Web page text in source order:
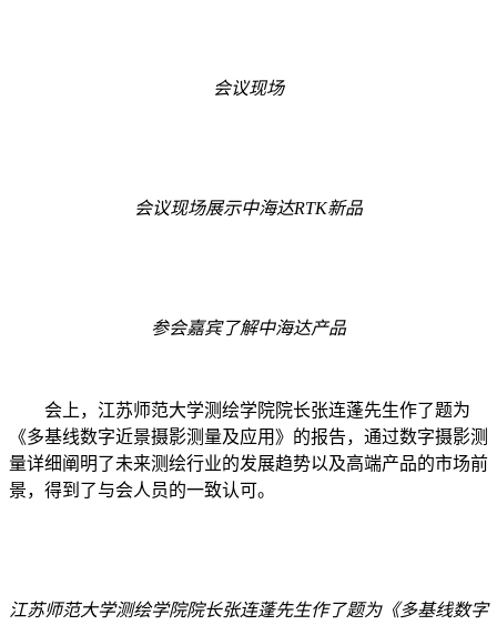
会议现场
会议现场展示中海达RTK新品
参会嘉宾了解中海达产品
会上，江苏师范大学测绘学院院长张连蓬先生作了题为
《多基线数字近景摄影测量及应用》的报告，通过数字摄影测
量详细阐明了未来测绘行业的发展趋势以及高端产品的市场前
景，得到了与会人员的一致认可。
江苏师范大学测绘学院院长张连蓬先生作了题为《多基线数字